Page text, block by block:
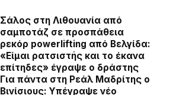
Σάλος στη Λιθουανία από
σαμποτάζ σε προσπάθεια
ρεκόρ powerlifting από Βελγίδα:
«Είμαι ρατσιστής και το έκανα
επίτηδες» έγραψε ο δράστης
Για πάντα στη Ρεάλ Μαδρίτης ο
Βινίσιους: Yπέγραψε νέο